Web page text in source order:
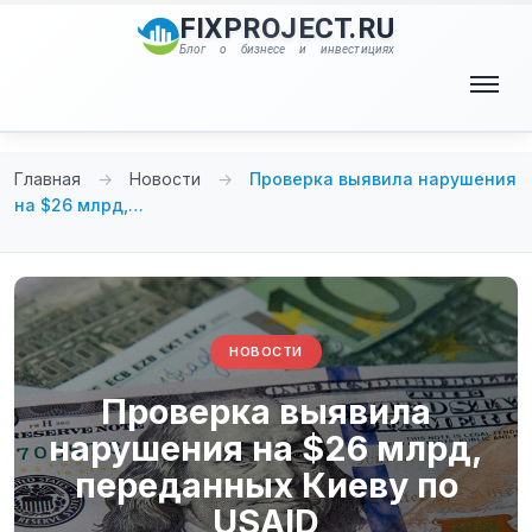
FIXPROJECT.RU
Блог о бизнесе и инвестициях
Главная → Новости →
Проверка выявила нарушения
на $26 млрд,…
НОВОСТИ
Проверка выявила
нарушения на $26 млрд,
переданных Киеву по
USAID